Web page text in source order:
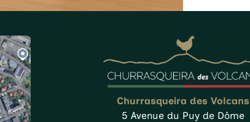
Churrasqueira des Volcans
5 Avenue du Puy de Dôme